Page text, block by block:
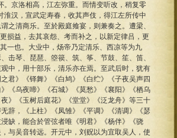
京洛相高，江左弥重。而情变听改，稍复零
汉，宣武定寿春，收其声伎，得江左所传中
之清商乐。至於殿庭飨宴，则兼奏之。遭梁、
损益，去其哀怨、考而补之，以新定律吕，更
一也。大业中，炀帝乃定清乐、西凉等为九
击琴、琵琶、箜篌、筑、筝、节鼓、笙、笛、
中，用十部乐，清乐亦在焉。至武后时，犹有
君》《铎舞》《白鸠》《白纻》《子夜吴声四
《乌夜啼》《石城》《莫愁》《襄阳》《栖乌
》《玉树后庭花》《堂堂》《泛龙舟》等三十
辞，《上柱》《凤雏》《平调》《清调》《瑟
缺，能合於管弦者唯《明君》《杨伴》《骁
与吴音转远。开元中，刘贶以为宜取吴人，使